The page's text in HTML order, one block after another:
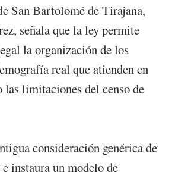
San Bartolomé de Tirajana,
señala que la ley permite
la organización de los
real que atienden en
las limitaciones del censo de
consideración genérica de
instaura un modelo de